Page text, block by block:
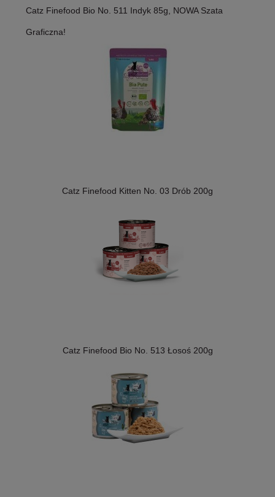
Catz Finefood Bio No. 511 Indyk 85g, NOWA Szata
Graficzna!
Catz Finefood Kitten No. 03 Drób 200g
Catz Finefood Bio No. 513 Łosoś 200g